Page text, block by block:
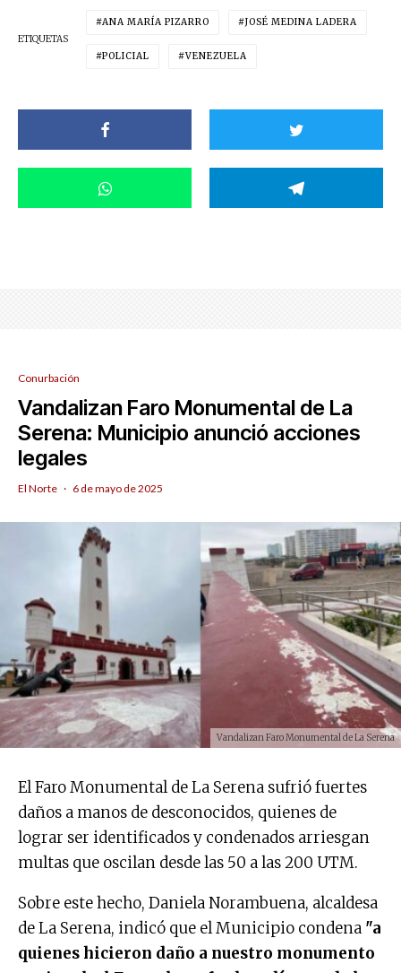
ETIQUETAS
ANA MARÍA PIZARRO JOSÉ MEDINA LADERA
POLICIAL VENEZUELA
Conurbación
Vandalizan Faro Monumental de La
Serena: Municipio anunció acciones
legales
El Norte · 6 de mayo de 2025
Vandalizan Faro Monumental de La Serena
El Faro Monumental de La Serena sufrió fuertes
daños a manos de desconocidos, quienes de
lograr ser identificados y condenados arriesgan
multas que oscilan desde las 50 a las 200 UTM.
Sobre este hecho, Daniela Norambuena, alcaldesa
de La Serena, indicó que el Municipio condena "a
quienes hicieron daño a nuestro monumento